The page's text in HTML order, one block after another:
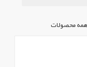
محصولات